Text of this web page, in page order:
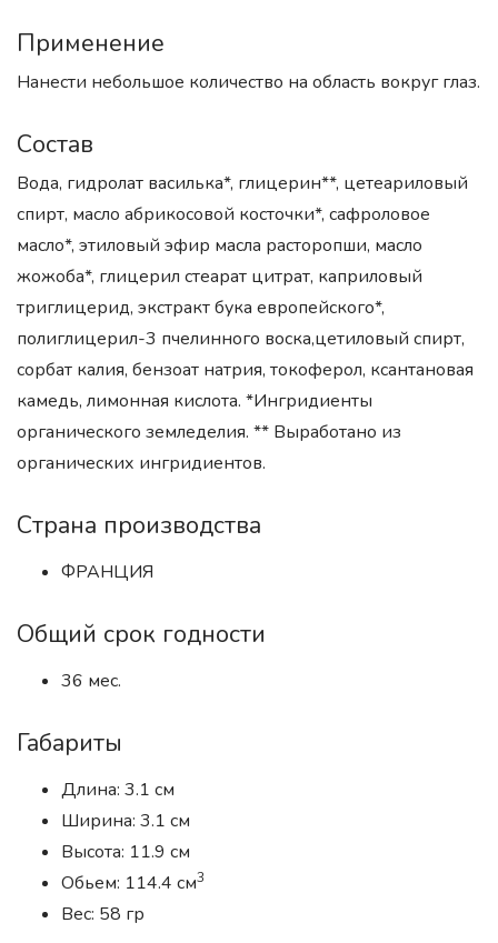
Применение
Нанести небольшое количество на область вокруг глаз.
Состав
Вода, гидролат василька*, глицерин**, цетеариловый
спирт, масло абрикосовой косточки*, сафроловое
масло*, этиловый эфир масла расторопши, масло
жожоба*, глицерил стеарат цитрат, каприловый
триглицерид, экстракт бука европейского*,
полиглицерил-3 пчелинного воска,цетиловый спирт,
сорбат калия, бензоат натрия, токоферол, ксантановая
камедь, лимонная кислота. *Ингридиенты
органического земледелия. ** Выработано из
органических ингридиентов.
Страна производства
ФРАНЦИЯ
Общий срок годности
36 мес.
Габариты
Длина: 3.1 см
Ширина: 3.1 см
Высота: 11.9 см
Обьем: 114.4 см3
Вес: 58 гр